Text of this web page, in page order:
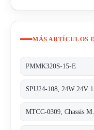
MÁS ARTÍCULOS
PMMK320S-15-E
SPU24-108, 24W 24V